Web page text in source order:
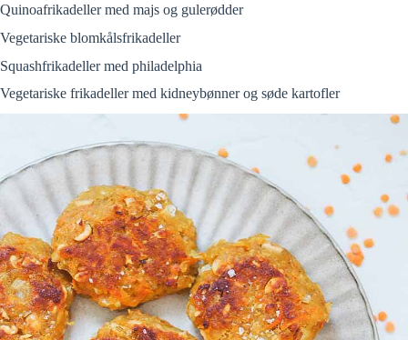
Quinoafrikadeller med majs og gulerødder
Vegetariske blomkålsfrikadeller
Squashfrikadeller med philadelphia
Vegetariske frikadeller med kidneybønner og søde kartofler